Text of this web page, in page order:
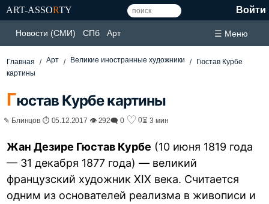
ART-ASSORTY Войти
Новости (СМИ) СПб Арт ☰ Меню
Главная Арт Великие иностранные художники
Гюстав Курбе
картины
Гюстав Курбе картины
✎ Блинцов ⏱ 05.12.2017 👁 292🗨 0 ♡ 0⏳ 3 мин
Жан Дезире Гюстав Курбе (10 июня 1819 года
— 31 декабря 1877 года) — великий
французский художник XIX века. Считается
одним из основателей реализма в живописи и